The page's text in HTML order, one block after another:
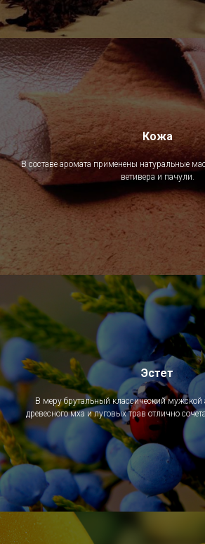
Кожа
В составе аромата применены натуральные
ветивера и пачули.
Эстет
В меру брутальный классический
древесного мха и луговых трав отлично